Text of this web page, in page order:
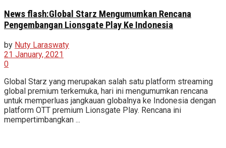
News flash:Global Starz Mengumumkan Rencana
Pengembangan Lionsgate Play Ke Indonesia
by Nuty Laraswaty
21 January, 2021
0
Global Starz yang merupakan salah satu platform streaming
global premium terkemuka, hari ini mengumumkan rencana
untuk memperluas jangkauan globalnya ke Indonesia dengan
platform OTT premium Lionsgate Play. Rencana ini
mempertimbangkan ...